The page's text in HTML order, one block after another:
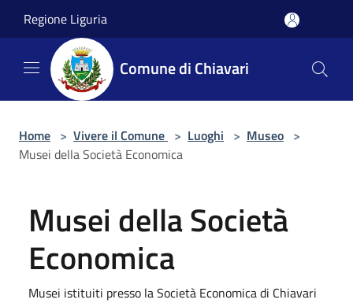
Regione Liguria
Comune di Chiavari
Home > Vivere il Comune > Luoghi > Museo >
Musei della Società Economica
Musei della Società
Economica
Musei istituiti presso la Società Economica di Chiavari